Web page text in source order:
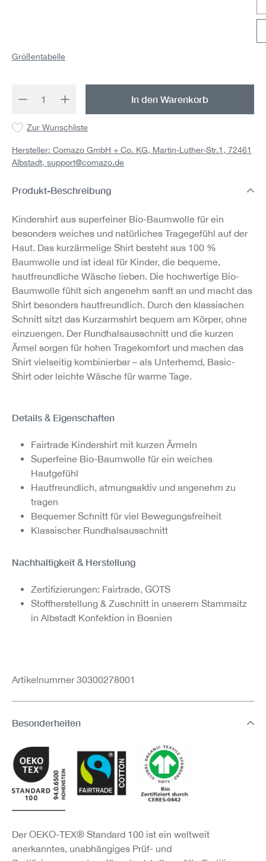
Größentabelle
Produkt Anzahl: Gib den gewünschten
In den Warenkorb
Zur Wunschliste
Hersteller: Comazo GmbH + Co. KG, Martin-Luther-Str.1, 72461
Albstadt, support@comazo.de
Produkt-Beschreibung
Kindershirt aus superfeiner Bio-Baumwolle für ein
besonders weiches und natürliches Tragegefühl auf der
Haut. Das kurzärmelige Shirt besteht aus 100 %
Baumwolle und ist ideal für Kinder, die bequeme,
hautfreundliche Wäsche lieben. Die hochwertige Bio-
Baumwolle fühlt sich angenehm sanft an und macht das
Shirt besonders hautfreundlich. Durch den klassischen
Schnitt sitzt das Kurzarmshirt bequem am Körper, ohne
einzuengen. Der Rundhalsausschnitt und die kurzen
Ärmel sorgen für hohen Tragekomfort und machen das
Shirt vielseitig kombinierbar – als Unterhemd, Basic-
Shirt oder leichte Wäsche für warme Tage.
Details & Eigenschaften
Fairtrade Kindershirt mit kurzen Ärmeln
Superfeine Bio-Baumwolle für ein weiches
Hautgefühl
Hautfreundlich, atmungsaktiv und angenehm zu
tragen
Bequemer Schnitt für viel Bewegungsfreiheit
Klassischer Rundhalsausschnitt
Nachhaltigkeit & Herstellung
Zertifizierungen: Fairtrade, GOTS
Stoffherstellung & Zuschnitt in unserem Stammsitz
in Albstadt Konfektion in Bosnien
Artikelnummer 30300278001
Besonderheiten
Der OEKO-TEX® Standard 100 ist ein weltweit
anerkanntes, unabhängiges Prüf- und